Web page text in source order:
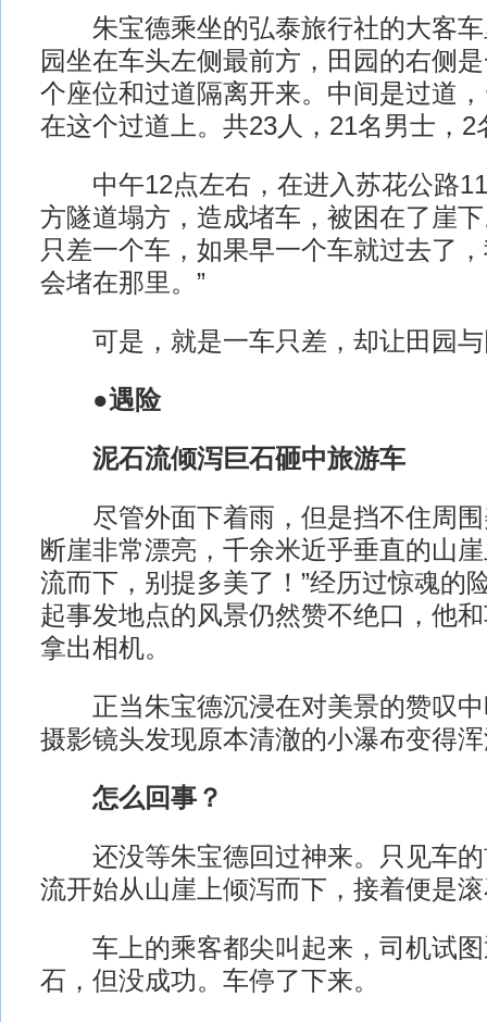
朱宝德乘坐的弘泰旅行社的大客车
园坐在车头左侧最前方，田园的右侧
个座位和过道隔离开来。中间是过道
在这个过道上。共23人，21名男士，2
中午12点左右，在进入苏花公路
方隧道塌方，造成堵车，被困在了崖
只差一个车，如果早一个车就过去了
会堵在那里。”
可是，就是一车只差，却让田园与
●遇险
泥石流倾泻巨石砸中旅游车
尽管外面下着雨，但是挡不住周围
断崖非常漂亮，千余米近乎垂直的山
流而下，别提多美了！”经历过惊魂的
起事发地点的风景仍然赞不绝口，他
拿出相机。
正当朱宝德沉浸在对美景的赞叹中
摄影镜头发现原本清澈的小瀑布变得
怎么回事？
还没等朱宝德回过神来。只见车的
流开始从山崖上倾泻而下，接着便是
车上的乘客都尖叫起来，司机试图
石，但没成功。车停了下来。